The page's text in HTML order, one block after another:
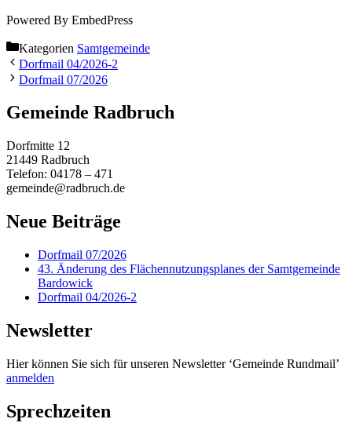
Powered By EmbedPress
Kategorien Samtgemeinde
Dorfmail 04/2026-2
Dorfmail 07/2026
Gemeinde Radbruch
Dorfmitte 12
21449 Radbruch
Telefon: 04178 – 471
gemeinde@radbruch.de
Neue Beiträge
Dorfmail 07/2026
43. Änderung des Flächennutzungsplanes der Samtgemeinde
Bardowick
Dorfmail 04/2026-2
Newsletter
Hier können Sie sich für unseren Newsletter ‘Gemeinde Rundmail’
anmelden
Sprechzeiten